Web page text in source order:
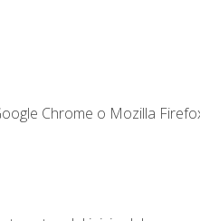
Chrome o Mozilla